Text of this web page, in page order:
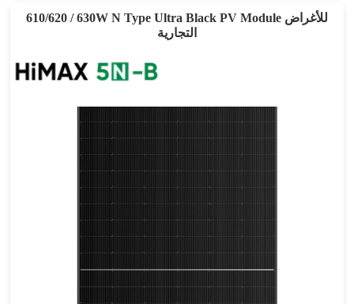
610/620 / 630W N Type Ultra Black PV Module للأغراض
التجارية